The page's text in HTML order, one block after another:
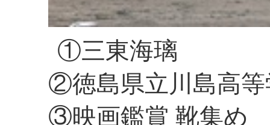
①三東海璃
②徳島県立川島高等
③映画鑑賞 靴集め